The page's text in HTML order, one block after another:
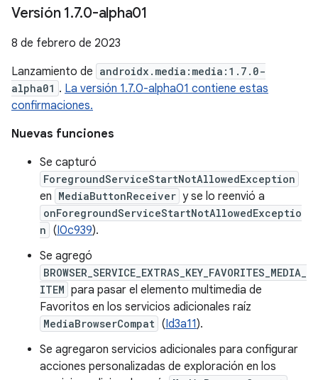
Versión 1.7.0-alpha01
8 de febrero de 2023
Lanzamiento de androidx.media:media:1.7.0-
alpha01 . La versión 1.7.0-alpha01 contiene estas
confirmaciones.
Nuevas funciones
Se capturó
ForegroundServiceStartNotAllowedException
en MediaButtonReceiver y se lo reenvió a
onForegroundServiceStartNotAllowedExceptio
n (I0c939).
Se agregó
BROWSER_SERVICE_EXTRAS_KEY_FAVORITES_MEDIA_
ITEM para pasar el elemento multimedia de
Favoritos en los servicios adicionales raíz
MediaBrowserCompat (Id3a11).
Se agregaron servicios adicionales para configurar
acciones personalizadas de exploración en los